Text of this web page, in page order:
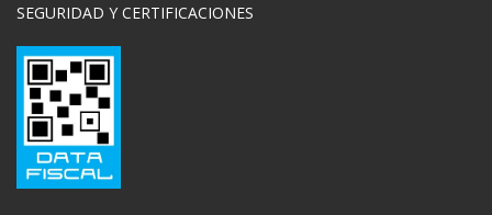
SEGURIDAD Y CERTIFICACIONES